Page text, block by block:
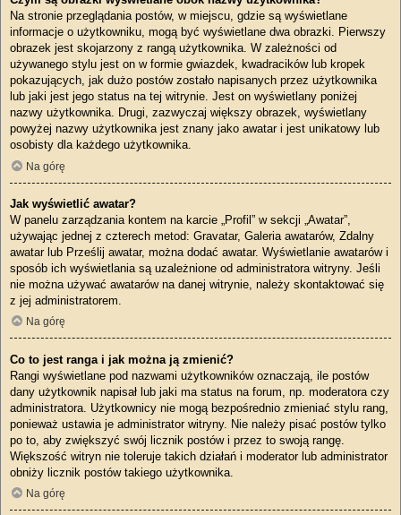
Na stronie przeglądania postów, w miejscu, gdzie są wyświetlane
informacje o użytkowniku, mogą być wyświetlane dwa obrazki. Pierwszy
obrazek jest skojarzony z rangą użytkownika. W zależności od
używanego stylu jest on w formie gwiazdek, kwadracików lub kropek
pokazujących, jak dużo postów zostało napisanych przez użytkownika
lub jaki jest jego status na tej witrynie. Jest on wyświetlany poniżej
nazwy użytkownika. Drugi, zazwyczaj większy obrazek, wyświetlany
powyżej nazwy użytkownika jest znany jako awatar i jest unikatowy lub
osobisty dla każdego użytkownika.
Na górę
Jak wyświetlić awatar?
W panelu zarządzania kontem na karcie „Profil” w sekcji „Awatar”,
używając jednej z czterech metod: Gravatar, Galeria awatarów, Zdalny
awatar lub Prześlij awatar, można dodać awatar. Wyświetlanie awatarów i
sposób ich wyświetlania są uzależnione od administratora witryny. Jeśli
nie można używać awatarów na danej witrynie, należy skontaktować się
z jej administratorem.
Na górę
Co to jest ranga i jak można ją zmienić?
Rangi wyświetlane pod nazwami użytkowników oznaczają, ile postów
dany użytkownik napisał lub jaki ma status na forum, np. moderatora czy
administratora. Użytkownicy nie mogą bezpośrednio zmieniać stylu rang,
ponieważ ustawia je administrator witryny. Nie należy pisać postów tylko
po to, aby zwiększyć swój licznik postów i przez to swoją rangę.
Większość witryn nie toleruje takich działań i moderator lub administrator
obniży licznik postów takiego użytkownika.
Na górę